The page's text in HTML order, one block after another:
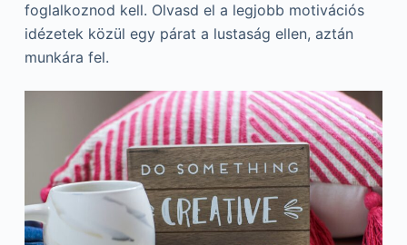
foglalkoznod kell. Olvasd el a legjobb motivációs
idézetek közül egy párat a lustaság ellen, aztán
munkára fel.